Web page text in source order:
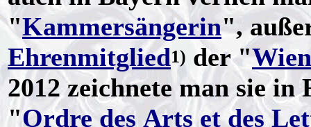
"Kammersängerin",
Ehrenmitglied1) der "
2012 zeichnete man sie
"Ordre des Arts et des